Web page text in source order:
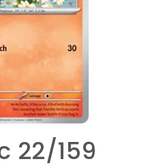
22/159